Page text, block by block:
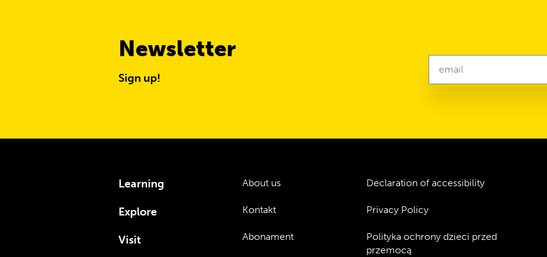
Newsletter
Sign up!
Learning
Explore
Visit
About us
Kontakt
Abonament
Declaration of accessibility
Privacy Policy
Polityka ochrony dzieci przed
przemocą